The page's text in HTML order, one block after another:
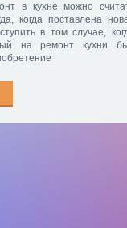
в кухне можно
когда поставлена
в том случае,
на ремонт кухни